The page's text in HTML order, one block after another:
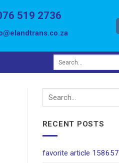
519 2736
RECENT POSTS
favorite article 158657